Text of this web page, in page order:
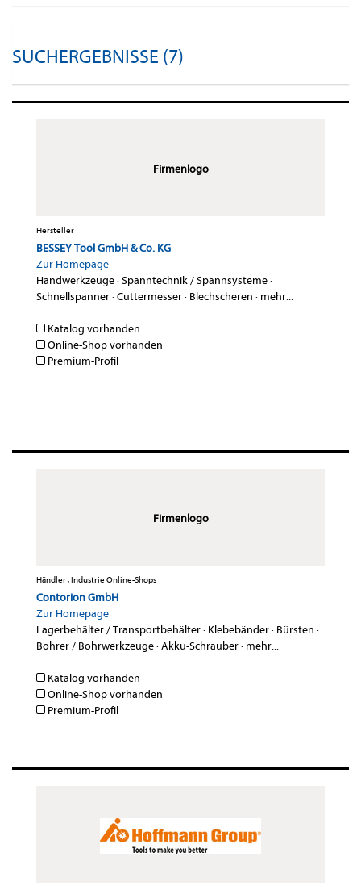
SUCHERGEBNISSE (7)
Firmenlogo
Hersteller
BESSEY Tool GmbH & Co. KG
Zur Homepage
Handwerkzeuge·Spanntechnik / Spannsysteme·
Schnellspanner·Cuttermesser· Blechscheren · mehr...
Katalog vorhanden
Online-Shop vorhanden
Premium-Profil
Firmenlogo
Händler , Industrie Online-Shops
Contorion GmbH
Zur Homepage
Lagerbehälter / Transportbehälter· Klebebänder· Bürsten ·
Bohrer / Bohrwerkzeuge·Akku-Schrauber· mehr...
Katalog vorhanden
Online-Shop vorhanden
Premium-Profil